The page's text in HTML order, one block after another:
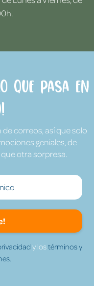
que pasa en
correos, así que solo
geniales, de
otra sorpresa.
y lostérminos y